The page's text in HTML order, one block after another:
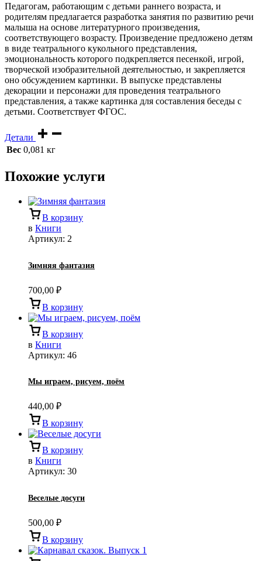
Педагогам, работающим с детьми раннего возраста, и
родителям предлагается разработка занятия по развитию речи
малыша на основе литературного произведения,
соответствующего возрасту. Произведение предложено детям
в виде театрального кукольного представления,
эмоциональность которого подкрепляется песенкой, игрой,
творческой изобразительной деятельностью, и закрепляется
оно обсуждением картинки. В выпуске представлены
декорации и персонажи для проведения театрального
представления, а также картинка для составления беседы с
детьми. Соответствует ФГОС.
Детали
Вес 0,081 кг
Похожие услуги
В корзину
в Книги
Артикул: 2
Зимняя фантазия
700,00 ₽
В корзину
В корзину
в Книги
Артикул: 46
Мы играем, рисуем, поём
440,00 ₽
В корзину
В корзину
в Книги
Артикул: 30
Веселые досуги
500,00 ₽
В корзину